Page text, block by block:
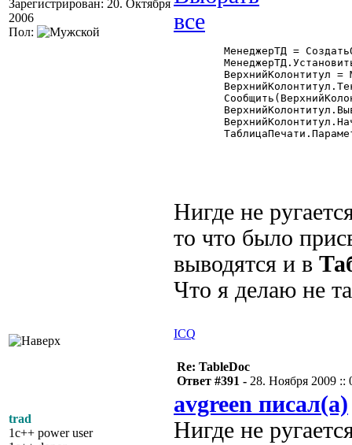
Зарегистрирован: 20. Октября
2006
Пол:
Нигде не
то что было
выводятся и в
Что я делаю не
ICQ
trad
1c++ power user
Re: TableDoc
Ответ #391 - 28. Ноября 2009 ::
avgreen писал(а)
Нигде не